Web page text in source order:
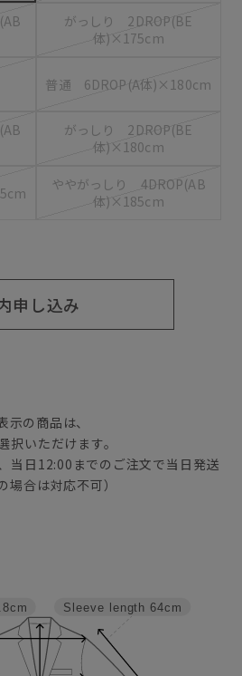
がっしり 2DROP(BE
体)×175cm
普通 6DROP(A体)×180cm
がっしり 2DROP(BE
体)×180cm
ややがっしり 4DROP(AB
体)×185cm
申し込み
示の商品は、
択いただけます。
当日12:00までのご注文で当日発送
場合は対応不可）
Sleeve length 64cm